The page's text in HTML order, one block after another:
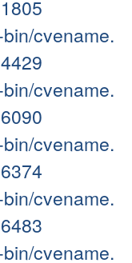
cvename.
cvename.
cvename.
cvename.
cvename.